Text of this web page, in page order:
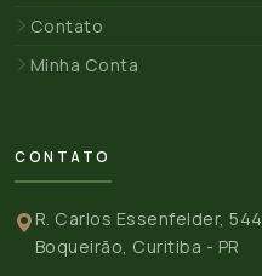
Contato
Minha Conta
CONTATO
R. Carlos Essenfelder, 544
Boqueirão, Curitiba - PR